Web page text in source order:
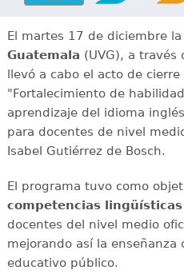
El martes 17 de diciembre la
Guatemala (UVG), a través
llevó a cabo el acto de
"Fortalecimiento de
aprendizaje del idioma
para docentes de nivel
Isabel Gutiérrez de Bosch.
El programa tuvo como
competencias lingüísticas
docentes del nivel medio
mejorando así la enseñanza
educativo público.